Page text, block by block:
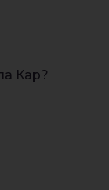
Кар?